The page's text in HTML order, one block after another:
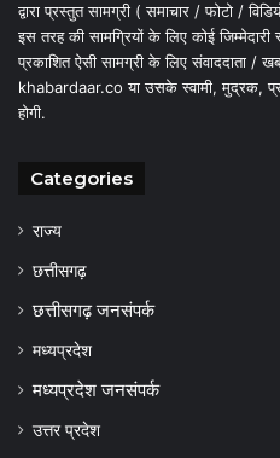
द्वारा प्रस्तुत सामग्री ( समाचार / फोटो /
इस तरह की सामग्रियों के लिए कोई
प्रकाशित ऐसी सामग्री के लिए संवाददाता /
khabardaar.co या उसके स्वामी, मुद्रक,
होगी.
Categories
राज्य
छत्तीसगढ़
छत्तीसगढ़ जनसंपर्क
मध्यप्रदेश
मध्यप्रदेश जनसंपर्क
उत्तर प्रदेश